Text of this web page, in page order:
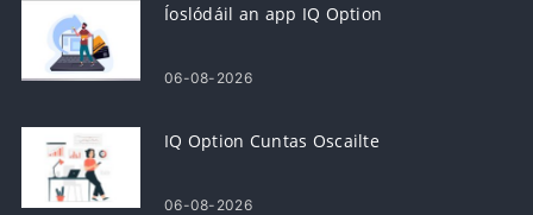
Íoslódáil an app IQ Option
06-08-2026
IQ Option Cuntas Oscailte
06-08-2026